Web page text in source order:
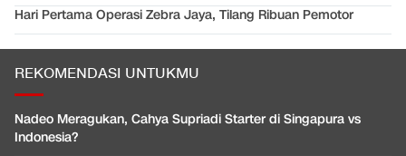
Hari Pertama Operasi Zebra Jaya, Tilang Ribuan Pemotor
REKOMENDASI UNTUKMU
Nadeo Meragukan, Cahya Supriadi Starter di Singapura vs
Indonesia?